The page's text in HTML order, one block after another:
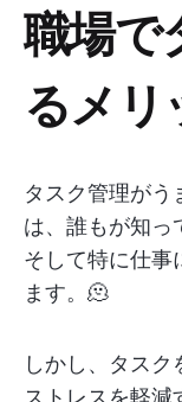
職場で
るメリ
タスク管理がう
は、誰もが知っ
そして特に仕事
ます。🫠
しかし、タスク
ストレスを軽減